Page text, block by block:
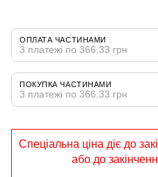
ОПЛАТА ЧАСТИНАМИ
3 платежі по 366.33 грн
ПОКУПКА ЧАСТИНАМИ
3 платежі по 366.33 грн
Спеціальна ціна діє до
або до